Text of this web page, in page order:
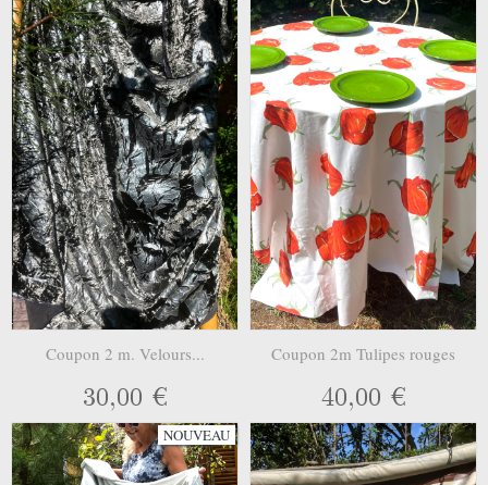
Coupon 2 m. Velours...
30,00 €
Coupon 2m Tulipes rouges
40,00 €
NOUVEAU